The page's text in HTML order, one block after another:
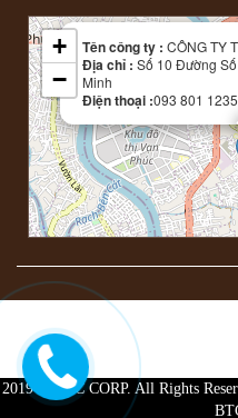
Tên công ty : CÔNG TY
Địa chỉ : Số 10 Đường
Minh
Điện thoại :093 801 1235
+
−
2019 © BTC CORP. All Rights